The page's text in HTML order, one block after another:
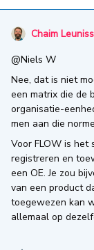
Chaim
@Niels W
Nee, dat is niet
een matrix die de
organisatie-
men aan die
Voor FLOW is het
registreren en
een OE. Je zou
van een product
toegewezen kan
allemaal op